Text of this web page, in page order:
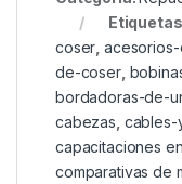
coser ,
de-coser,
bordadoras-de-
cabezas cables-
capacitaciones
comparativas de